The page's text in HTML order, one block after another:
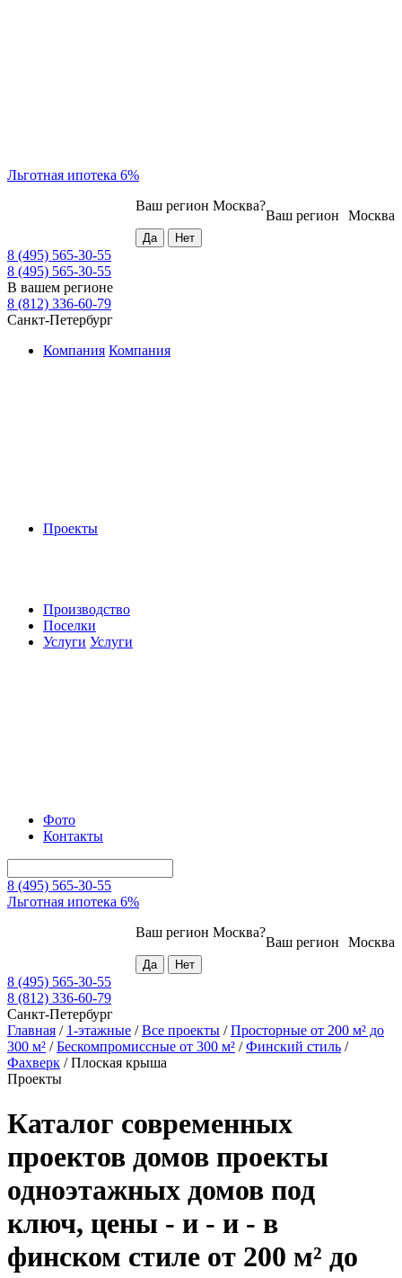
Льготная ипотека 6%
Москва
Ваш регион
Ваш регион Москва?
8 (495) 565-30-55
8 (495) 565-30-55
В вашем регионе
8 (812) 336-60-79
Санкт-Петербург
Компания Компания
Проекты
Производство
Поселки
Услуги Услуги
Фото
Контакты
8 (495) 565-30-55
Льготная ипотека 6%
Москва
Ваш регион
Ваш регион Москва?
8 (495) 565-30-55
8 (812) 336-60-79
Санкт-Петербург
Главная / 1-этажные /Все проекты /Просторные от 200 м² до
300 м² /Бескомпромиссные от 300 м² /Финский стиль /
Фахверк /Плоская крыша
Проекты
Каталог современных
проектов домов проекты
одноэтажных домов под
ключ, цены - и - и - в
финском стиле от 200 м² до